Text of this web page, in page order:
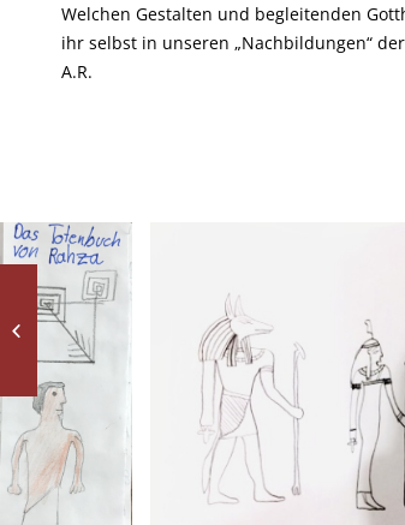
Welchen Gestalten und begleitenden
ihr selbst in unseren „Nachbildungen“
A.R.
Gli italiani e l’ambiente